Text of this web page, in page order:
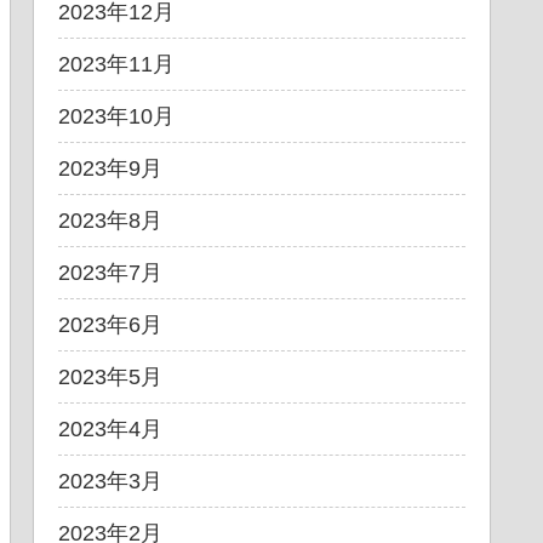
2023年12月
2023年11月
2023年10月
2023年9月
2023年8月
2023年7月
2023年6月
2023年5月
2023年4月
2023年3月
2023年2月